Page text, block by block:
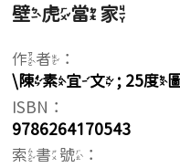
壁虎當家
作者：
\陳素宜文 ; 25度
ISBN：
9786264170543
索書號：